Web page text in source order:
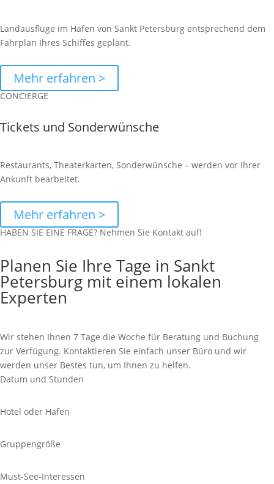
Landausflüge im Hafen von Sankt Petersburg entsprechend dem
Fahrplan Ihres Schiffes geplant.
Mehr erfahren >
CONCIERGE
Tickets und Sonderwünsche
Restaurants, Theaterkarten, Sonderwünsche – werden vor Ihrer
Ankunft bearbeitet.
Mehr erfahren >
HABEN SIE EINE FRAGE? Nehmen Sie Kontakt auf!
Planen Sie Ihre Tage in Sankt
Petersburg mit einem lokalen
Experten
Wir stehen Ihnen 7 Tage die Woche für Beratung und Buchung
zur Verfügung. Kontaktieren Sie einfach unser Büro und wir
werden unser Bestes tun, um Ihnen zu helfen.
Datum und Stunden
Hotel oder Hafen
Gruppengröße
Must-See-Interessen